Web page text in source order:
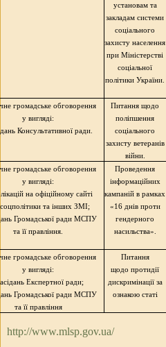
установам та
закладам системи
соціального
захисту населення
при Міністерстві
соціальної
політики України.
громадське обговорення
у вигляді:
Консультативної ради.
Питання щодо
поліпшення
соціального
захисту ветеранів
війни.
громадське обговорення
у вигляді:
на офіційному сайті
та інших ЗМІ;
Громадської ради МСПУ
та її правління.
Проведення
інформаційних
кампаній в рамках
«16 днів проти
гендерного
насильства».
громадське обговорення
у вигляді:
Експертної ради;
Громадської ради МСПУ
та її правління
Питання
щодо протидії
дискримінації за
ознакою статі
http://www.mlsp.gov.ua/